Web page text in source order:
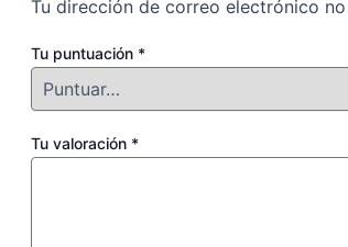
Tu dirección de correo electrónico
Tu puntuación *
Tu valoración *